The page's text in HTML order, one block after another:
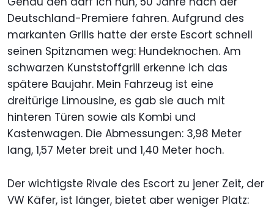
Deutschland-Premiere fahren. Aufgrund des
markanten Grills hatte der erste Escort schnell
seinen Spitznamen weg: Hundeknochen. Am
schwarzen Kunststoffgrill erkenne ich das
spätere Baujahr. Mein Fahrzeug ist eine
dreitürige Limousine, es gab sie auch mit
hinteren Türen sowie als Kombi und
Kastenwagen. Die Abmessungen: 3,98 Meter
lang, 1,57 Meter breit und 1,40 Meter hoch.
Der wichtigste Rivale des Escort zu jener Zeit, der
VW Käfer, ist länger, bietet aber weniger Platz: